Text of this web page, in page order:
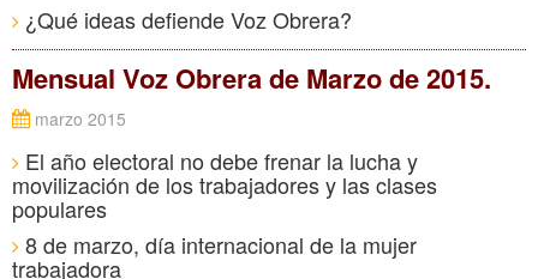
¿Qué ideas defiende Voz Obrera?
Mensual Voz Obrera de Marzo de 2015.
marzo 2015
El año electoral no debe frenar la lucha y
movilización de los trabajadores y las clases
populares
8 de marzo, día internacional de la mujer
trabajadora